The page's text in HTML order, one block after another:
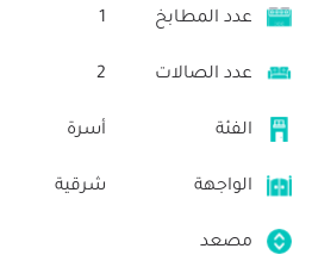
عدد المطابخ 1
عدد الصالات 2
الفئة أسرة
الواجهة شرقية
مصعد